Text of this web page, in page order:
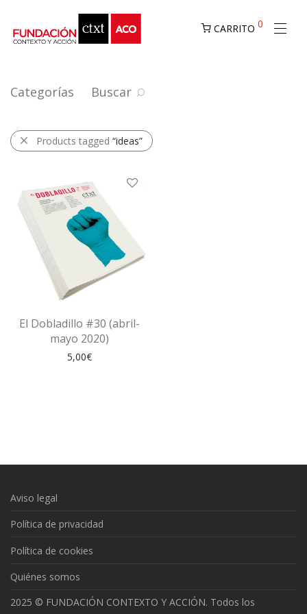
CARRITO 0
Categorías Buscar
Products tagged “ideas”
El Dobladillo #30 (abril-
mayo 2020)
5,00€
Aviso legal
Política de privacidad
Política de cookies
Quiénes somos
2025 © FUNDACIÓN CONTEXTO Y ACCIÓN. Todos los